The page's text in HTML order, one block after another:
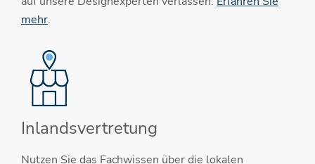
mehr.
Inlandsvertretung
Nutzen Sie das Fachwissen über die lokalen